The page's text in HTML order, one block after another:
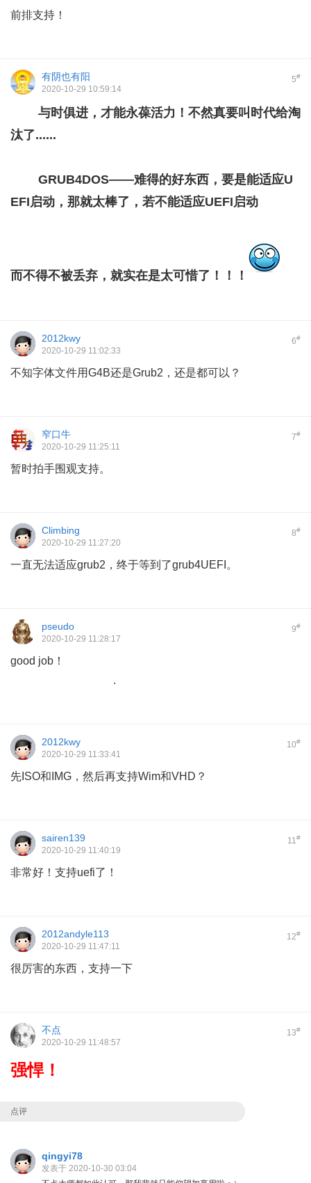
前排支持！
5#
有阴也有阳
2020-10-29 10:59:14
与时俱进，才能永葆活力！不然真要叫时代给淘
汰了......
GRUB4DOS——难得的好东西，要是能适应U
EFI启动，那就太棒了，若不能适应UEFI启动
而不得不被丢弃，就实在是太可惜了！！！
6#
2012kwy
2020-10-29 11:02:33
不知字体文件用G4B还是Grub2，还是都可以？
7#
窄口牛
2020-10-29 11:25:11
暂时拍手围观支持。
8#
Climbing
2020-10-29 11:27:20
一直无法适应grub2，终于等到了grub4UEFI。
9#
pseudo
2020-10-29 11:28:17
good job！
.
10#
2012kwy
2020-10-29 11:33:41
先ISO和IMG，然后再支持Wim和VHD？
11#
sairen139
2020-10-29 11:40:19
非常好！支持uefi了！
12#
2012andyle113
2020-10-29 11:47:11
很厉害的东西，支持一下
13#
不点
2020-10-29 11:48:57
强悍！
点评
qingyi78
发表于 2020-10-30 03:04